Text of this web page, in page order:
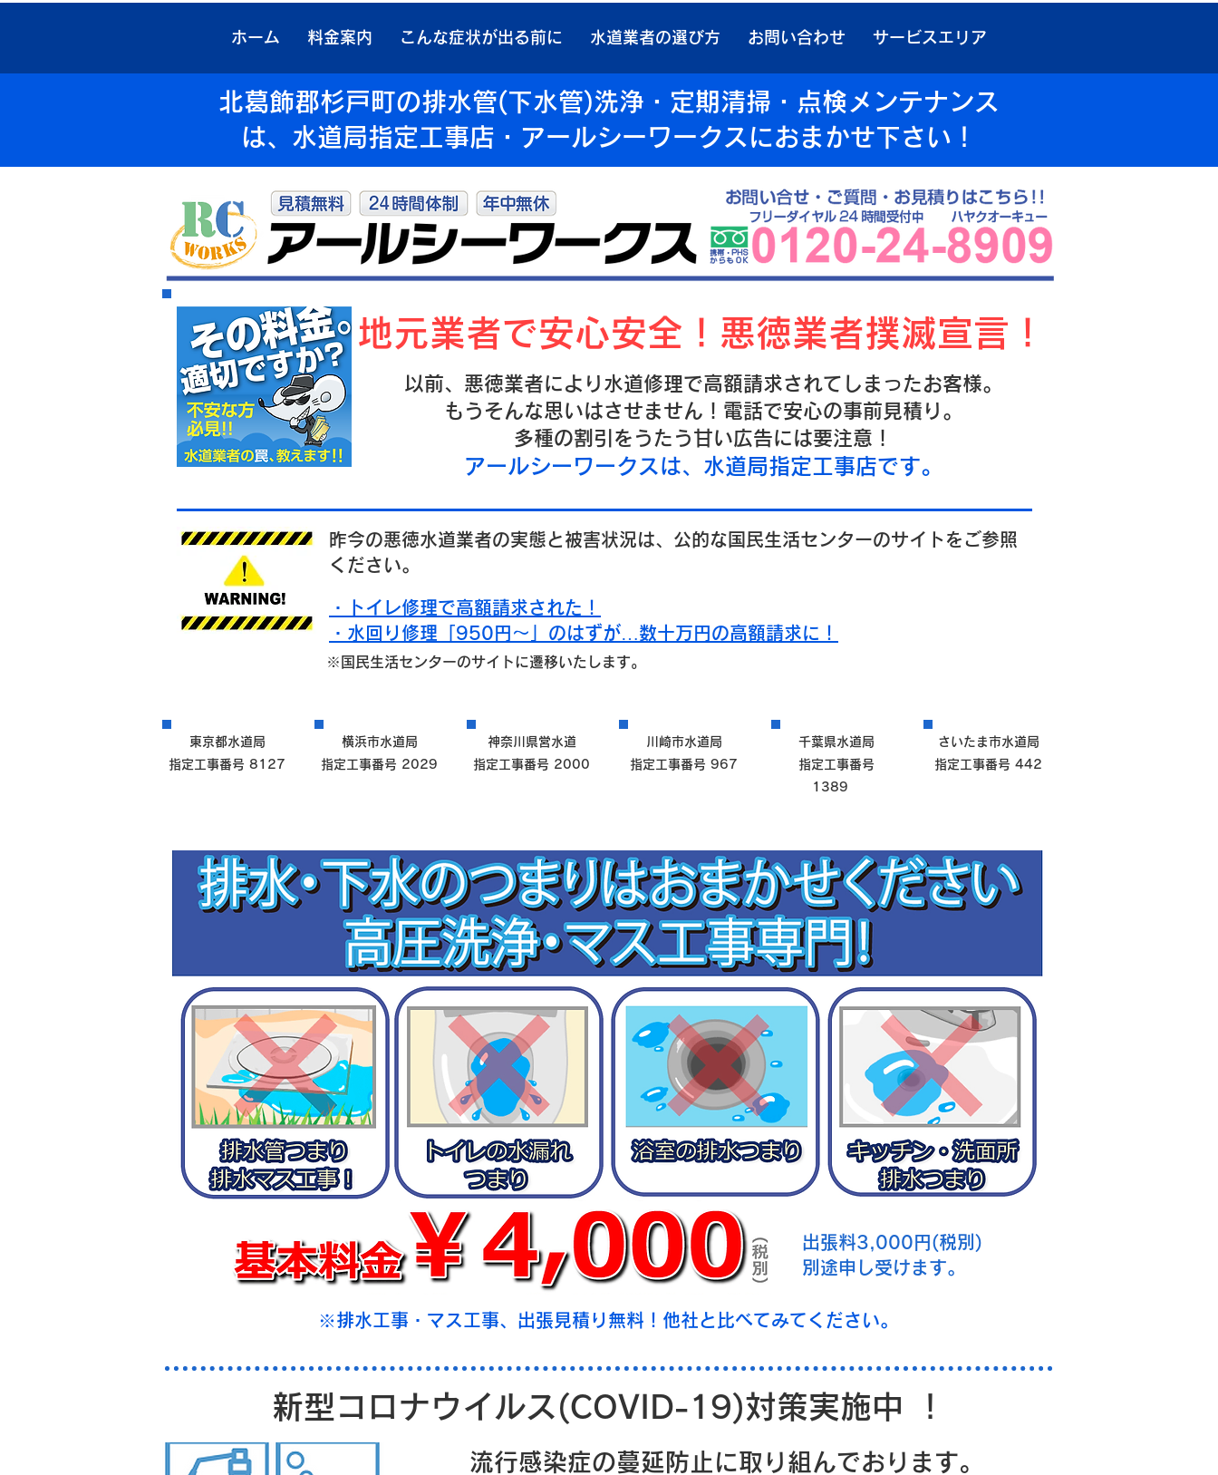
ホーム 料金案内 こんな症状が出る前に 水道業者の選び方 お問い合わせ サービスエリア
北葛飾郡杉戸町の排水管(下水管)洗浄・定期清掃・点検メンテナンス
は、水道局指定工事店・アールシーワークスにおまかせ下さい！
​地元業者で安心安全！悪徳業者撲滅宣言！
以前、悪徳業者により水道修理で高額請求されてしまったお客様。
もうそんな思いはさせません！電話で安心の事前見積り。
多種の割引をうたう甘い広告には要注意！
​アールシーワークスは、水道局指定工事店です。
昨今の悪徳水道業者の実態と被害状況は、公的な国民生活センターのサイトをご参照
ください。
・トイレ修理で高額請求された！
・水回り修理「950円～」のはずが…数十万円の高額請求に！
※国民生活センターのサイトに遷移いたします。
東京都水道局
指定工事番号 8127
横浜市水道局
指定工事番号 2029
神奈川県営水道
指定工事番号 2000
川崎市水道局
指定工事番号 967
千葉県水道局
指定工事番号
1389
さいたま市水道局
指定工事番号 442
​出張料3,000円(税別)
別途申し受けます。
※排水工事・マス工事、出張見積り無料！他社と比べてみてください。
新型コロナウイルス(COVID-19)対策実施中 ！
流行感染症の蔓延防止に取り組んでおります。